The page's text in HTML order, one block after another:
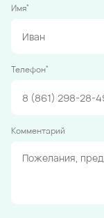
Имя*
Телефон*
Комментарий